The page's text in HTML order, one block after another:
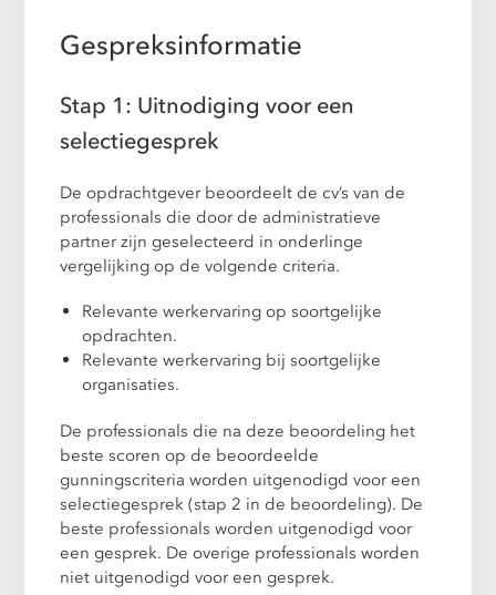
Gespreksinformatie
Stap 1: Uitnodiging voor een
selectiegesprek
De opdrachtgever beoordeelt de cv’s van de
professionals die door de administratieve
partner zijn geselecteerd in onderlinge
vergelijking op de volgende criteria.
Relevante werkervaring op soortgelijke
opdrachten.
Relevante werkervaring bij soortgelijke
organisaties.
De professionals die na deze beoordeling het
beste scoren op de beoordeelde
gunningscriteria worden uitgenodigd voor een
selectiegesprek (stap 2 in de beoordeling). De
beste professionals worden uitgenodigd voor
een gesprek. De overige professionals worden
niet uitgenodigd voor een gesprek.